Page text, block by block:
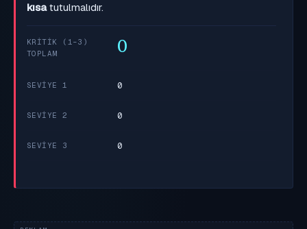
kısatutulmalıdır.
KRITIK (1–3)
TOPLAM
0
SEVIYE 1 0
SEVIYE 2 0
SEVIYE 3 0